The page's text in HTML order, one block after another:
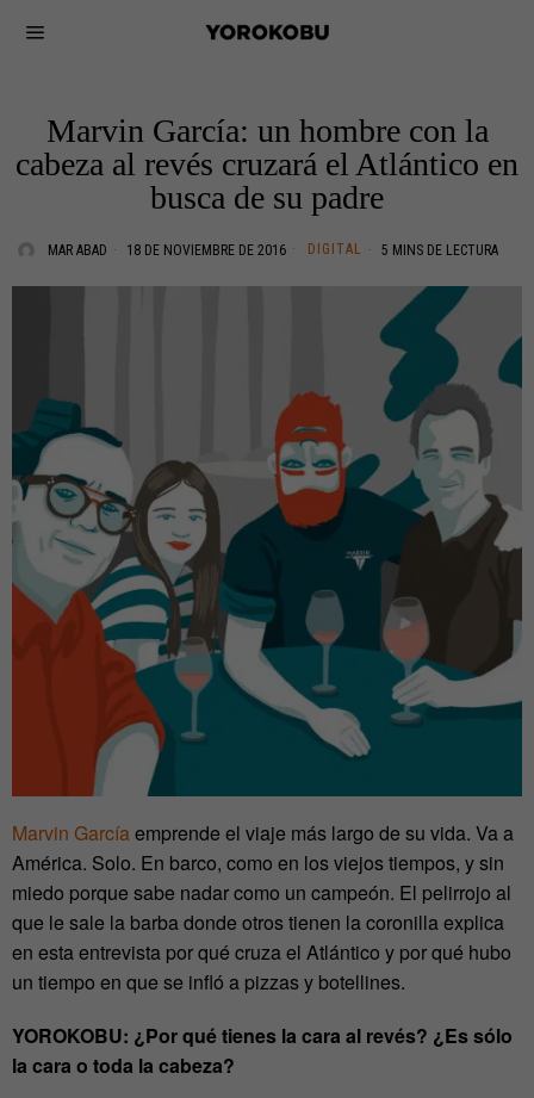
Marvin García: un hombre con la
cabeza al revés cruzará el Atlántico en
busca de su padre
MAR ABAD 18 DE NOVIEMBRE DE 2016 DIGITAL 5 MINS DE LECTURA
Marvin Garcíaemprende el viaje más largo de su vida. Va a
América. Solo. En barco, como en los viejos tiempos, y sin
miedo porque sabe nadar como un campeón. El pelirrojo al
que le sale la barba donde otros tienen la coronilla explica
en esta entrevista por qué cruza el Atlántico y por qué hubo
un tiempo en que se infló a pizzas y botellines.
YOROKOBU: ¿Por qué tienes la cara al revés? ¿Es sólo
la cara o toda la cabeza?